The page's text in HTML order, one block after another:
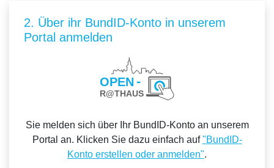
2. Über ihr BundID-Konto in unserem
Portal anmelden
Sie melden sich über Ihr BundID-Konto an unserem
Portal an. Klicken Sie dazu einfach auf"BundID-
Konto erstellen oder anmelden".